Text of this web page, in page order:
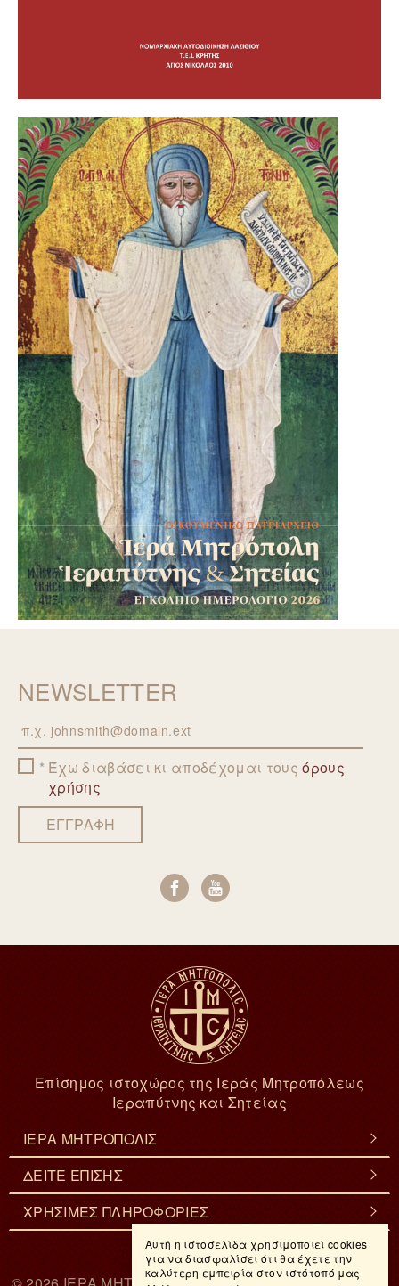
Αυτή η ιστοσελίδα χρησιμοποιεί cookies
για να διασφαλίσει ότι θα έχετε την
καλύτερη εμπειρία στον ιστότοπό μας
NEWSLETTER
Email Έχω διαβάσει κι αποδέχομαι τουςόρους
χρήσης
ΕΓΓΡΑΦΗ
Επίσημος ιστοχώρος της Ιεράς Μητροπόλεως
Ιεραπύτνης και Σητείας
ΙΕΡΑ ΜΗΤΡΟΠΟΛΙΣ
ΔΕΙΤΕ ΕΠΙΣΗΣ
ΧΡΗΣΙΜΕΣ ΠΛΗΡΟΦΟΡΙΕΣ